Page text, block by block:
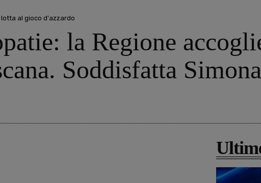
al gioco d'azzardo
la Regione
Soddisfatta